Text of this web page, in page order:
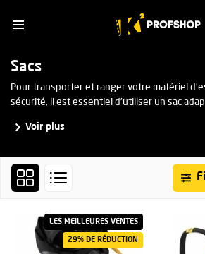
Sacs
Pour transporter et ranger votre matériel
sécurité, il est essentiel d’utiliser un sac
de transport, sac de sport, sac à corde, sac à
Voir plus
LES MEILLEURES VENTES
29% DE RÉDUCTION